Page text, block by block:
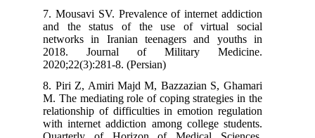
7. Mousavi SV. Prevalence of internet
and the status of the use of
networks in Iranian teenagers and
2018. Journal of Military
2020;22(3):281-8. (Persian)
8. Piri Z, Amiri Majd M, Bazzazian S,
M. The mediating role of coping
relationship of difficulties in emotion
with internet addiction among college